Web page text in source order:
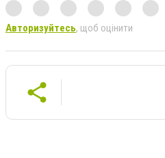
Авторизуйтесь, щоб оцінити